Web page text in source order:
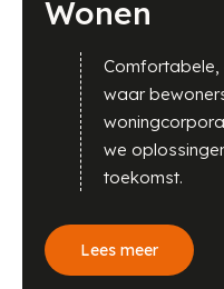
Wonen
Comfortabele,
waar
we
toekomst.
Lees meer